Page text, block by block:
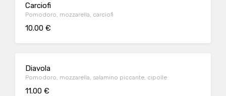
Carciofi
Pomodoro, mozzarella, carciofi
10.00 €
Diavola
Pomodoro, mozzarella, salamino piccante, cipolle
11.00 €